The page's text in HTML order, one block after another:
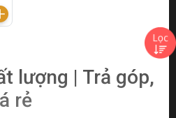
lượng | Trả góp,
rẻ